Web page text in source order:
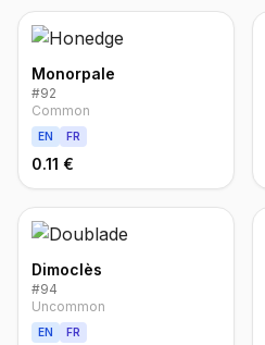
Monorpale
#92
Common
EN FR
0.11 €
Dimoclès
#94
Uncommon
EN FR